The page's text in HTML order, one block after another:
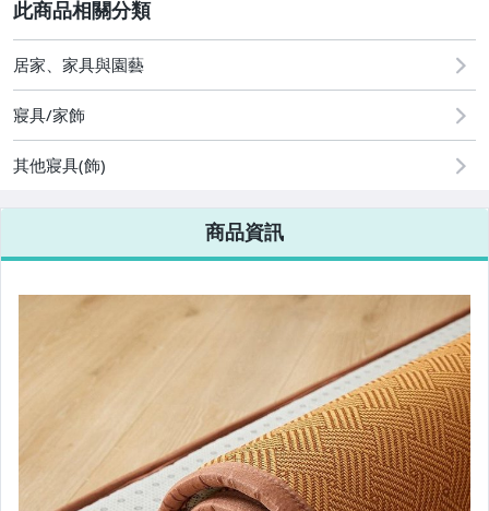
其它
居家、家具與園藝
寢具/家飾
其他寢具(飾)
商品資訊